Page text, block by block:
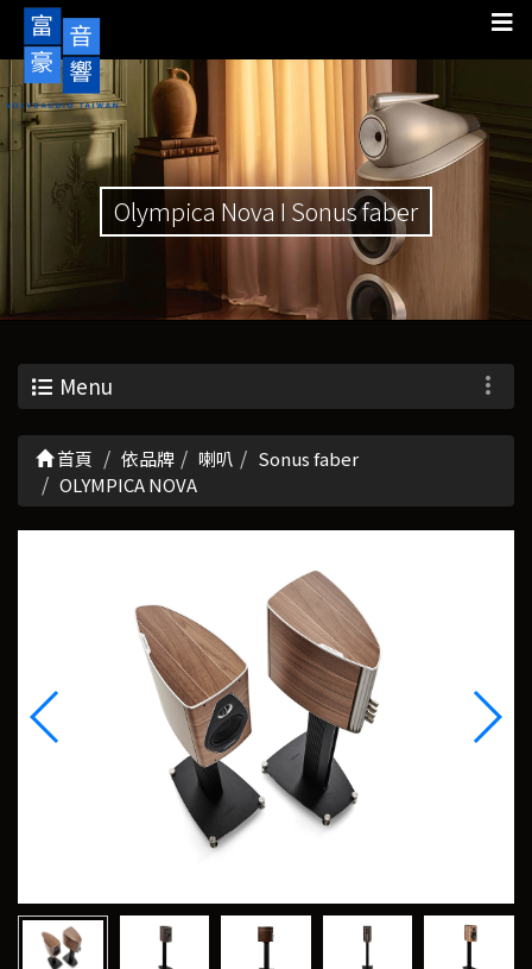
Olympica Nova I Sonus faber
Menu
首頁 依品牌 喇叭
Sonus faber
OLYMPICA NOVA